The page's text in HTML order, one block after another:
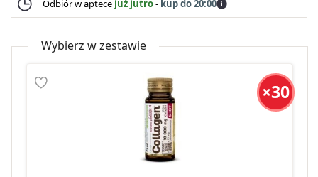
stosowania, niezależnie od miejsca i czasu. Bez
stosowanie Olimp Collagen Shot wspomaga
regenerację skóry, wspierając jej młody wygląd i
Odbiór w aptece już jutro- kup do 20:00
Wybierz w zestawie
×30